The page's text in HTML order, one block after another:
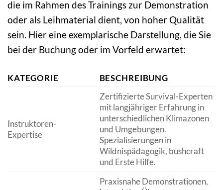
die im Rahmen des Trainings zur Demonstration
oder als Leihmaterial dient, von hoher Qualität
sein. Hier eine exemplarische Darstellung, die Sie
bei der Buchung oder im Vorfeld erwartet:
KATEGORIE BESCHREIBUNG
Instruktoren-
Expertise
Zertifizierte Survival-Experten
mit langjähriger Erfahrung in
unterschiedlichen Klimazonen
und Umgebungen.
Spezialisierungen in
Wildnispädagogik, bushcraft
und Erste Hilfe.
Praxisnahe Demonstrationen,